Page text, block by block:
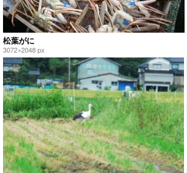
松葉がに
3072×2048 px